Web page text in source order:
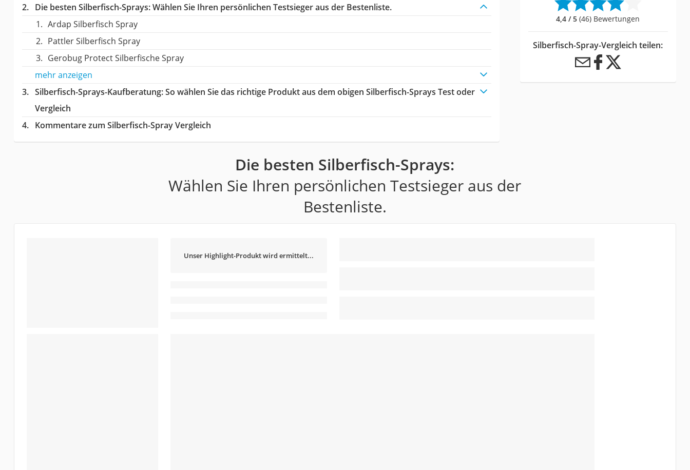
Die besten Silberfisch-Sprays:Wählen Sie Ihren persönlichen Testsieger aus der Bestenliste.
Ardap Silberfisch Spray
Pattler Silberfisch Spray
Gerobug Protect Silberfische Spray
mehr anzeigen
Silberfisch-Sprays-Kaufberatung: So wählen Sie das richtige Produkt aus dem obigen Silberfisch-Sprays Test oder
Vergleich
Kommentare zum Silberfisch-Spray Vergleich
4,4 / 5 (46) Bewertungen
Silberfisch-Spray-Vergleich teilen:
Die besten Silberfisch-Sprays:
Wählen Sie Ihren persönlichen Testsieger aus der
Bestenliste.
Unser Highlight-Produkt wird ermittelt...